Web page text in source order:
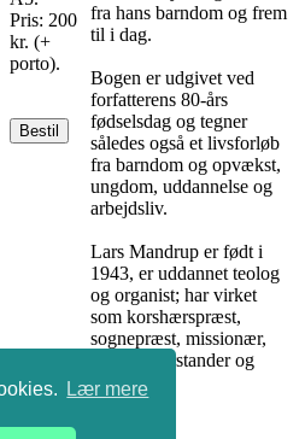
Lær mere
Pris: 200
kr. (+
porto).
Bestil
fra hans barndom og frem
til i dag.
Bogen er udgivet ved
forfatterens 80-års
fødselsdag og tegner
således også et livsforløb
fra barndom og opvækst,
ungdom, uddannelse og
arbejdsliv.
Lars Mandrup er født i
1943, er uddannet teolog
og organist; har virket
som korshærspræst,
sognepræst, missionær,
højskoleforstander og
organist.